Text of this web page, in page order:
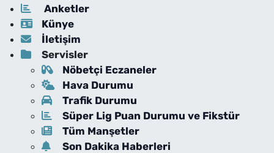
Anketler
Künye
İletişim
Servisler
Nöbetçi Eczaneler
Hava Durumu
Trafik Durumu
Süper Lig Puan Durumu ve Fikstür
Tüm Manşetler
Son Dakika Haberleri